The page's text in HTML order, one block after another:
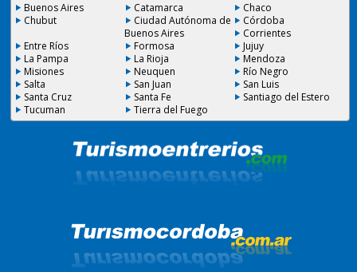
Buenos Aires Catamarca
Chaco
Chubut
Ciudad Autónoma de
Buenos Aires
Córdoba
Corrientes
Entre Ríos
Formosa
Jujuy
La Pampa
La Rioja
Mendoza
Misiones
Neuquen
Río Negro
Salta
San Juan
San Luis
Santa Cruz
Santa Fe
Santiago del Estero
Tucuman
Tierra del Fuego